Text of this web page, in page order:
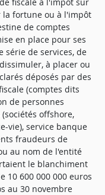
fortune ou à l'impôt
de comptes
en place pour ses
série de services, de
à placer ou
déposés par des
(comptes dits
de personnes
offshore,
vie), service banque
fraudeurs de
au nom de l'entité
le blanchiment
10 600 000 000 euros
au 30 novembre